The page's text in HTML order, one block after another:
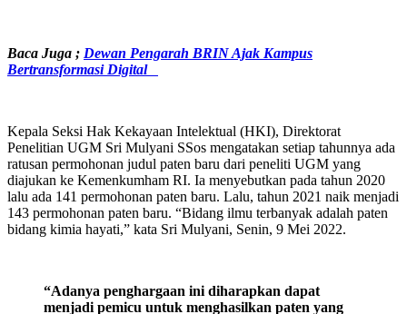
Baca Juga ; Dewan Pengarah BRIN Ajak Kampus
Bertransformasi Digital
Kepala Seksi Hak Kekayaan Intelektual (HKI), Direktorat
Penelitian UGM Sri Mulyani SSos mengatakan setiap tahunnya ada
ratusan permohonan judul paten baru dari peneliti UGM yang
diajukan ke Kemenkumham RI. Ia menyebutkan pada tahun 2020
lalu ada 141 permohonan paten baru. Lalu, tahun 2021 naik menjadi
143 permohonan paten baru. “Bidang ilmu terbanyak adalah paten
bidang kimia hayati,” kata Sri Mulyani, Senin, 9 Mei 2022.
“Adanya penghargaan ini diharapkan dapat
menjadi pemicu untuk menghasilkan paten yang